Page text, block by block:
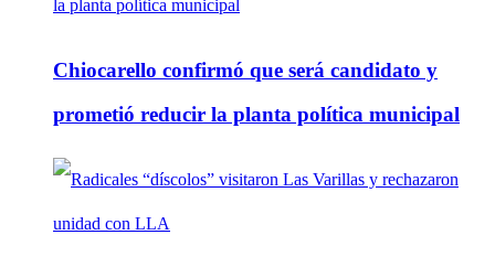
Chiocarello confirmó que será candidato y
prometió reducir la planta política municipal